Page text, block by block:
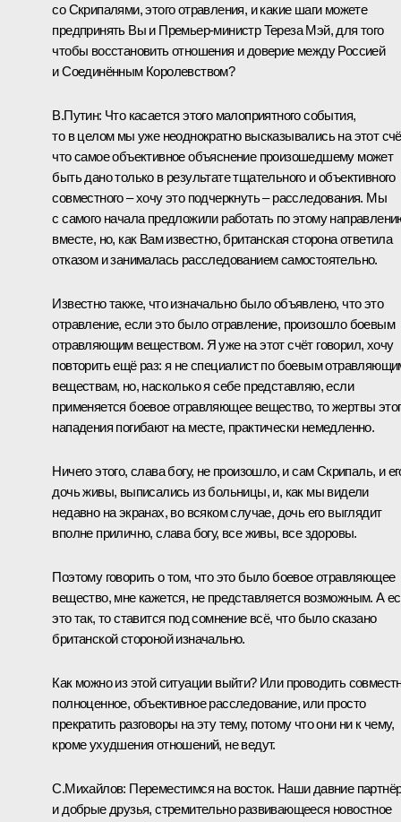
со Скрипалями, этого отравления, и какие шаги можете
предпринять Вы и Премьер-министр Тереза Мэй, для того
чтобы восстановить отношения и доверие между Россией
и Соединённым Королевством?
В.Путин: Что касается этого малоприятного события,
то в целом мы уже неоднократно высказывались на этот
что самое объективное объяснение произошедшему может
быть дано только в результате тщательного и объективного
совместного – хочу это подчеркнуть – расследования. Мы
с самого начала предложили работать по этому
вместе, но, как Вам известно, британская сторона ответила
отказом и занималась расследованием самостоятельно.
Известно также, что изначально было объявлено, что это
отравление, если это было отравление, произошло боевым
отравляющим веществом. Я уже на этот счёт говорил, хочу
повторить ещё раз: я не специалист по боевым
веществам, но, насколько я себе представляю, если
применяется боевое отравляющее вещество, то жертвы
нападения погибают на месте, практически немедленно.
Ничего этого, слава богу, не произошло, и сам Скрипаль, и
дочь живы, выписались из больницы, и, как мы видели
недавно на экранах, во всяком случае, дочь его выглядит
вполне прилично, слава богу, все живы, все здоровы.
Поэтому говорить о том, что это было боевое отравляющее
вещество, мне кажется, не представляется возможным. А
это так, то ставится под сомнение всё, что было сказано
британской стороной изначально.
Как можно из этой ситуации выйти? Или проводить
полноценное, объективное расследование, или просто
прекратить разговоры на эту тему, потому что они ни к чему,
кроме ухудшения отношений, не ведут.
С.Михайлов: Переместимся на восток. Наши давние
и добрые друзья, стремительно развивающееся новостное